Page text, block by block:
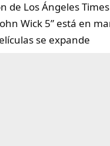
de Los Ángeles Times
Wick 5” está en
se expande